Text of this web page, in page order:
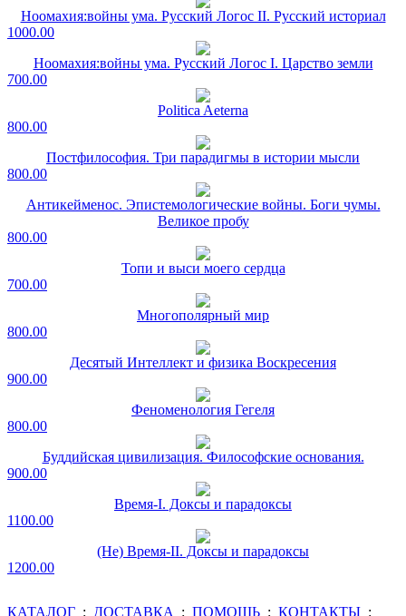
Ноомахия:войны ума. Русский Логос II. Русский историал
1000.00
Ноомахия:войны ума. Русский Логос I. Царство земли
700.00
Politica Aeterna
800.00
Постфилософия. Три парадигмы в истории мысли
800.00
Антикейменос. Эпистемологические войны. Боги чумы.
Великое пробу
800.00
Топи и выси моего сердца
700.00
Многополярный мир
800.00
Десятый Интеллект и физика Воскресения
900.00
Феноменология Гегеля
800.00
Буддийская цивилизация. Философские основания.
900.00
Время-I. Доксы и парадоксы
1100.00
(Не) Время-II. Доксы и парадоксы
1200.00
КАТАЛОГ : ДОСТАВКА : ПОМОЩЬ : КОНТАКТЫ :